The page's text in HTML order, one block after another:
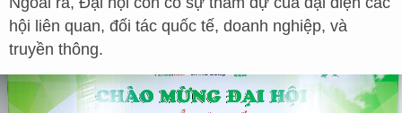
hội liên quan, đối tác quốc tế, doanh nghiệp, và
truyền thông.